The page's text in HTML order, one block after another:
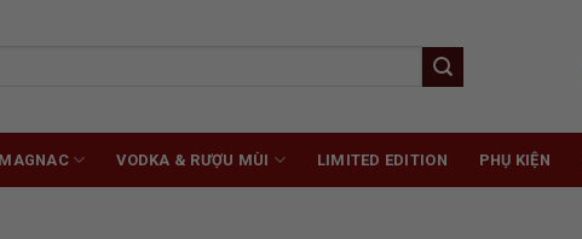
VODKA & RƯỢU MÙI LIMITED EDITION PHỤ KIỆN